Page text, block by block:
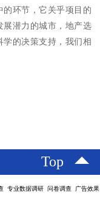
环节，它关乎项目的
展潜力的城市，地产选
的决策支持，我们相
Top
专业数据调研 问卷调查 广告效果